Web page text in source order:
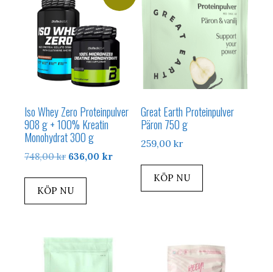
Iso Whey Zero Proteinpulver
908 g + 100% Kreatin
Monohydrat 300 g
748,00kr Det
var:
636,00 krDet
KÖP NU
Great Earth Proteinpulver
Päron 750 g
259,00kr
KÖP NU